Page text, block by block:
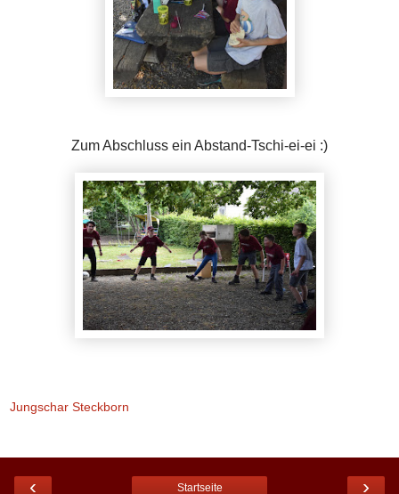
Zum Abschluss ein Abstand-Tschi-ei-ei :)
Jungschar Steckborn
‹ ›
Startseite